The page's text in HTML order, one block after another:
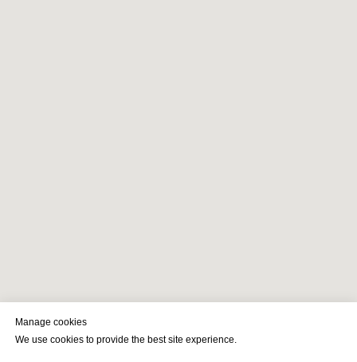
Manage cookies
We use cookies to provide the best site experience.